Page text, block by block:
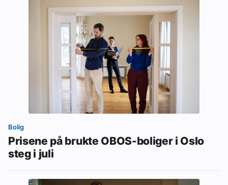
Bolig
Prisene på brukte OBOS-boliger i Oslo
steg i juli